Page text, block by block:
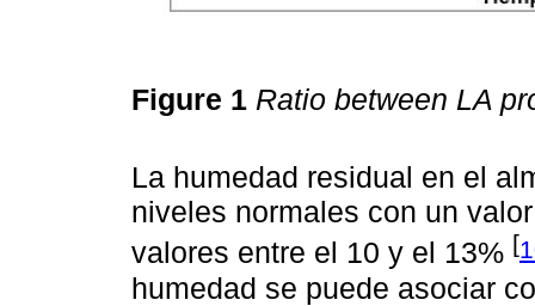
Figure 1 Ratio between LA
La humedad residual en el
niveles normales con un
valores entre el 10 y el 13% [
humedad se puede asociar